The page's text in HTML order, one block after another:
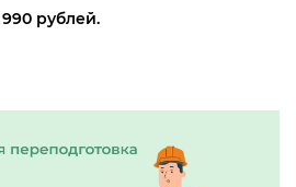
990 рублей.